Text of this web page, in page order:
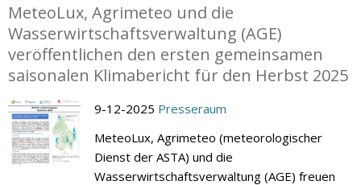
MeteoLux, Agrimeteo und die
Wasserwirtschaftsverwaltung (AGE)
veröffentlichen den ersten gemeinsamen
saisonalen Klimabericht für den Herbst 2025
9-12-2025 Presseraum
MeteoLux, Agrimeteo (meteorologischer
Dienst der ASTA) und die
Wasserwirtschaftsverwaltung (AGE) freuen